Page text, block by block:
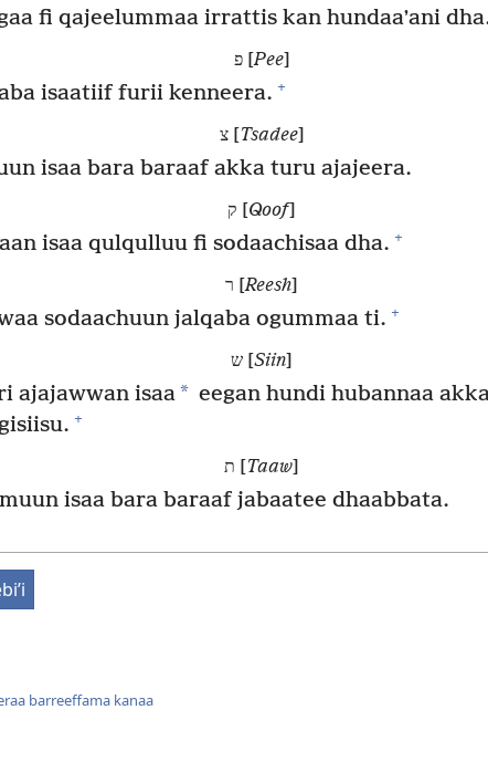
fi qajeelummaa irrattis kan hundaaʼani
פ [Pee]
isaatiif furii kenneera. +
צ [Tsadee]
isaa bara baraaf akka turu ajajeera.
ק [Qoof]
isaa qulqulluu fi sodaachisaa dha. +
ר [Reesh]
sodaachuun jalqaba ogummaa ti. +
ש [Siin]
ajajawwan isaa* eegan hundi hubannaa
+
ת [Taaw]
isaa bara baraaf jabaatee dhaabbata.
barreeffama kanaa